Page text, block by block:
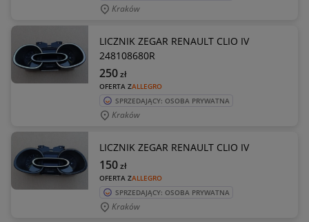
Kraków
LICZNIK ZEGAR RENAULT CLIO IV
248108680R
OFERTA ZALLEGRO
250zł
SPRZEDAJĄCY: OSOBA PRYWATNA
Kraków
LICZNIK ZEGAR RENAULT CLIO IV
OFERTA ZALLEGRO
150zł
SPRZEDAJĄCY: OSOBA PRYWATNA
Kraków